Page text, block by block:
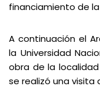
financiamiento de
A continuación el
la Universidad
obra de la
se realizó una visita